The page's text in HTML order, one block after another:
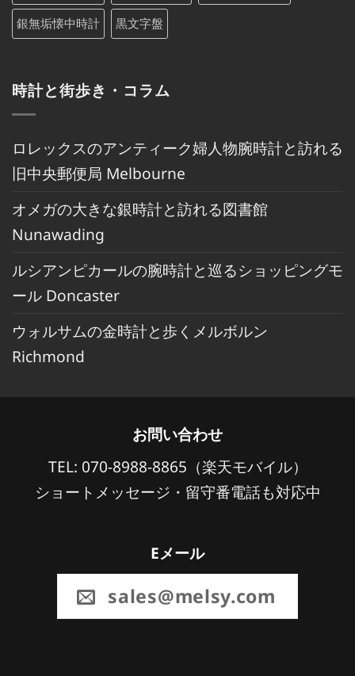
銀無垢懐中時計 黒文字盤
時計と街歩き・コラム
ロレックスのアンティーク婦人物腕時計と訪れる
旧中央郵便局 Melbourne
オメガの大きな銀時計と訪れる図書館
Nunawading
ルシアンピカールの腕時計と巡るショッピングモ
ール Doncaster
ウォルサムの金時計と歩くメルボルン
Richmond
お問い合わせ
TEL: 070-8988-8865（楽天モバイル）
ショートメッセージ・留守番電話も対応中
Eメール
sales@melsy.com